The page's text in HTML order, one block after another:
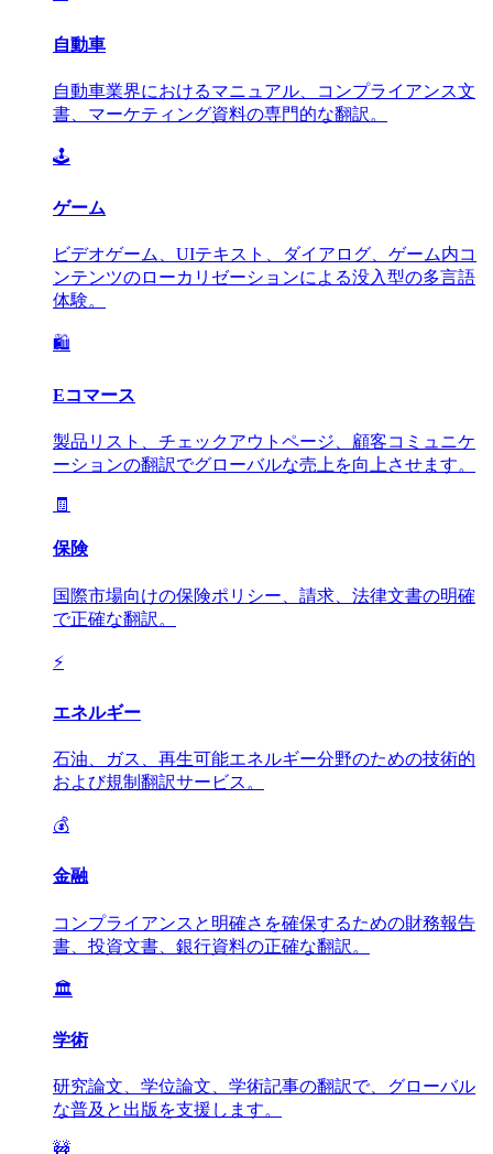
自動車
自動車業界におけるマニュアル、コンプライアンス文
書、マーケティング資料の専門的な翻訳。
🕹️
ゲーム
ビデオゲーム、UIテキスト、ダイアログ、ゲーム内コ
ンテンツのローカリゼーションによる没入型の多言語
体験。
🛍️
Eコマース
製品リスト、チェックアウトページ、顧客コミュニケ
ーションの翻訳でグローバルな売上を向上させます。
🧾
保険
国際市場向けの保険ポリシー、請求、法律文書の明確
で正確な翻訳。
⚡
エネルギー
石油、ガス、再生可能エネルギー分野のための技術的
および規制翻訳サービス。
💰
金融
コンプライアンスと明確さを確保するための財務報告
書、投資文書、銀行資料の正確な翻訳。
🏛️
学術
研究論文、学位論文、学術記事の翻訳で、グローバル
な普及と出版を支援します。
🚧